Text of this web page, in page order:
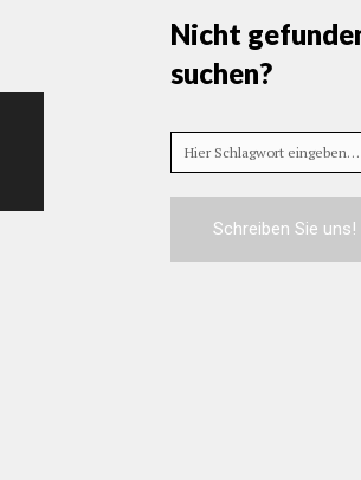
Nicht
suchen?
Hier Schlagwort eingeben…
Schreiben Sie uns!